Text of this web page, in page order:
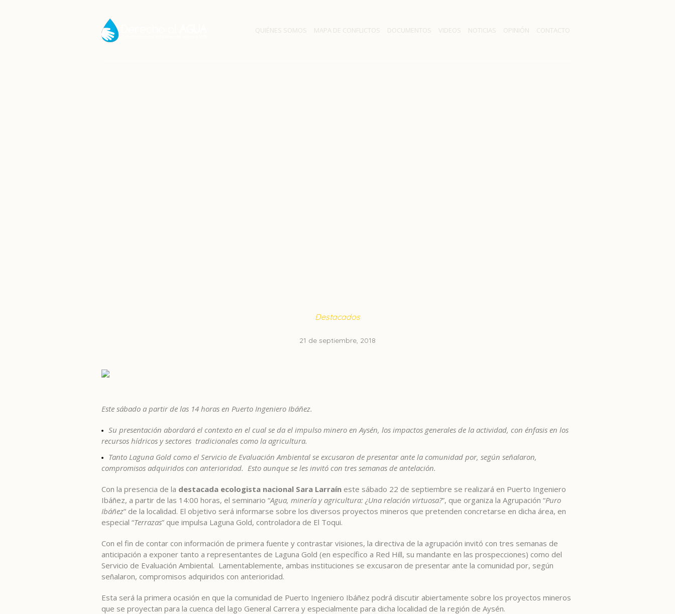
QUIÉNES SOMOS MAPA DE CONFLICTOS DOCUMENTOS VIDEOS NOTICIAS OPINIÓN CONTACTO
Destacados
21 de septiembre, 2018
Este sábado a partir de las 14 horas en Puerto Ingeniero Ibáñez.
Su presentación abordará el contexto en el cual se da el impulso minero en Aysén, los impactos generales de la actividad, con énfasis en los
recursos hídricos y sectores tradicionales como la agricultura.
Tanto Laguna Gold como el Servicio de Evaluación Ambiental se excusaron de presentar ante la comunidad por, según señalaron,
compromisos adquiridos con anterioridad. Esto aunque se les invitó con tres semanas de antelación.
Con la presencia de la destacada ecologista nacional Sara Larraín este sábado 22 de septiembre se realizará en Puerto Ingeniero
Ibáñez, a partir de las 14:00 horas, el seminario “Agua, minería y agricultura: ¿Una relación virtuosa?”, que organiza la Agrupación “Puro
Ibáñez” de la localidad. El objetivo será informarse sobre los diversos proyectos mineros que pretenden concretarse en dicha área, en
especial “Terrazas” que impulsa Laguna Gold, controladora de El Toqui.
Con el fin de contar con información de primera fuente y contrastar visiones, la directiva de la agrupación invitó con tres semanas de
anticipación a exponer tanto a representantes de Laguna Gold (en específico a Red Hill, su mandante en las prospecciones) como del
Servicio de Evaluación Ambiental. Lamentablemente, ambas instituciones se excusaron de presentar ante la comunidad por, según
señalaron, compromisos adquiridos con anterioridad.
Esta será la primera ocasión en que la comunidad de Puerto Ingeniero Ibáñez podrá discutir abiertamente sobre los proyectos mineros
que se proyectan para la cuenca del lago General Carrera y especialmente para dicha localidad de la región de Aysén.